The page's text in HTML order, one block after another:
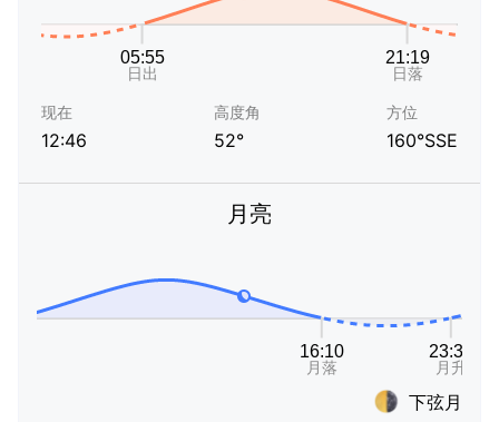
现在
12:46
高度角
52°
方位
160°SSE
月亮
下弦月